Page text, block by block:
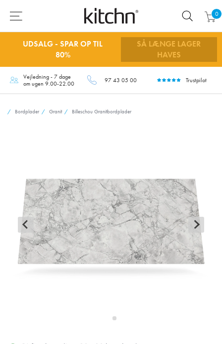
0
UDSALG - SPAR OP TIL
80%
SÅ LÆNGE LAGER
HAVES
Vejledning - 7 dage
om ugen 9.00-22.00
97 43 05 00 Trustpilot
Bordplader Granit Billeschou Granitbordplader